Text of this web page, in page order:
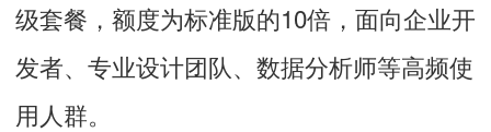
级套餐，额度为标准版的10倍，面向企业开
发者、专业设计团队、数据分析师等高频使
用人群。